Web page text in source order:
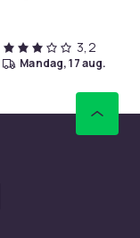
3,2
mandag, 17 aug.